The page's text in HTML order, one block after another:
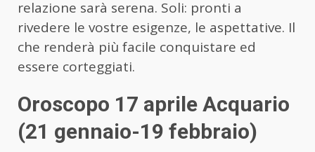
relazione sarà serena. Soli: pronti a
rivedere le vostre esigenze, le aspettative. Il
che renderà più facile conquistare ed
essere corteggiati.
Oroscopo 17 aprile Acquario
(21 gennaio-19 febbraio)